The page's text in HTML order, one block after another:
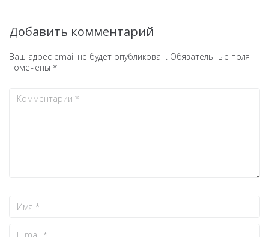
Добавить комментарий
Ваш адрес email не будет опубликован. Обязательные поля
помечены *